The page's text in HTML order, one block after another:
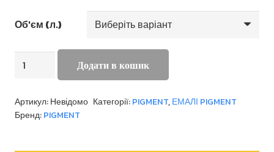
Об'єм (л.)
AKRYLEN
Додати в кошик
Артикул:Невідомо Категорії:PIGMENT,ЕМАЛІ PIGMENT
Бренд:PIGMENT